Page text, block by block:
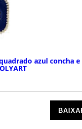
azul concha e